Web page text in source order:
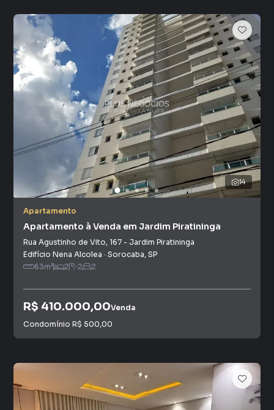
14
Apartamento
Apartamento à Venda em Jardim Piratininga
Rua Agustinho de Vito, 167 - Jardim Piratininga
Edifício Nena Alcolea · Sorocaba, SP
63m² 2 2 2
R$ 410.000,00Venda
Condomínio R$ 500,00